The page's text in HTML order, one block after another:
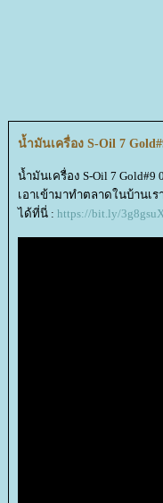
น้ำมันเครื่อง S-Oil 7
น้ำมันเครื่อง S-Oil 7 Gold#9
เอาเข้ามาทำตลาดในบ้านเ
ได้ที่นี่ : https://bit.ly/